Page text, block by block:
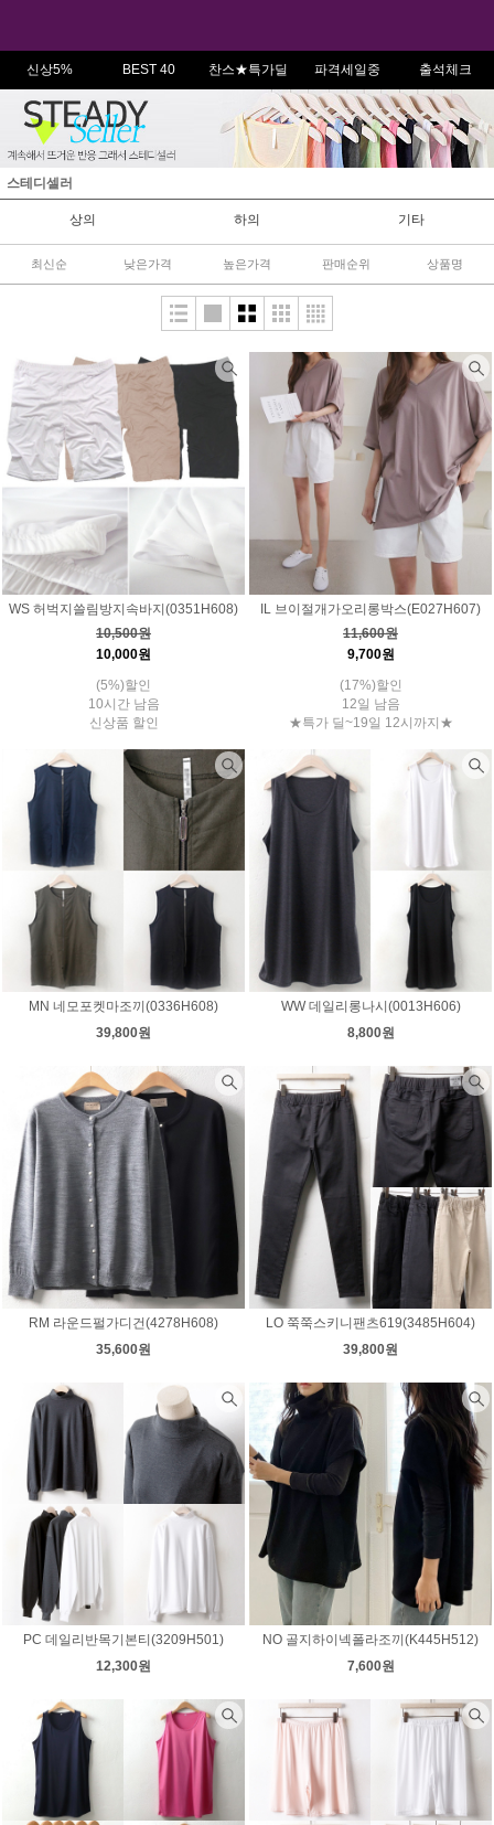
신상5% BEST 40 찬스★특가딜 파격세일중 출석체크
스테디셀러
상의 하의 기타
최신순 낮은가격 높은가격 판매순위 상품명
WS 허벅지쓸림방지속바지(0351H608)
10,500원
10,000원
(5%)할인
10시간 남음
신상품 할인
IL 브이절개가오리롱박스(E027H607)
11,600원
9,700원
(17%)할인
12일 남음
★특가 딜~19일 12시까지★
MN 네모포켓마조끼(0336H608)
39,800원
WW 데일리롱나시(0013H606)
8,800원
RM 라운드펄가디건(4278H608)
35,600원
LO 쭉쭉스키니팬츠619(3485H604)
39,800원
PC 데일리반목기본티(3209H501)
12,300원
NO 골지하이넥폴라조끼(K445H512)
7,600원